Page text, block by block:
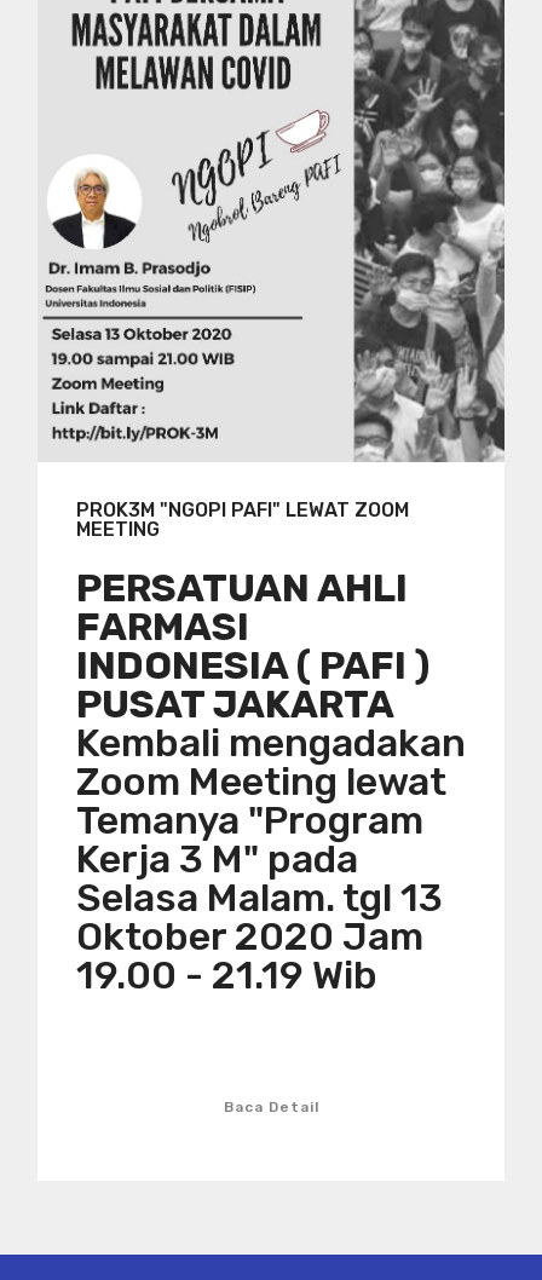
PROK3M "NGOPI PAFI" LEWAT ZOOM
MEETING
PERSATUAN AHLI
FARMASI
INDONESIA ( PAFI )
PUSAT JAKARTA
Kembali mengadakan
Zoom Meeting lewat
Temanya "Program
Kerja 3 M" pada
Selasa Malam. tgl 13
Oktober 2020 Jam
19.00 - 21.19 Wib
Baca Detail